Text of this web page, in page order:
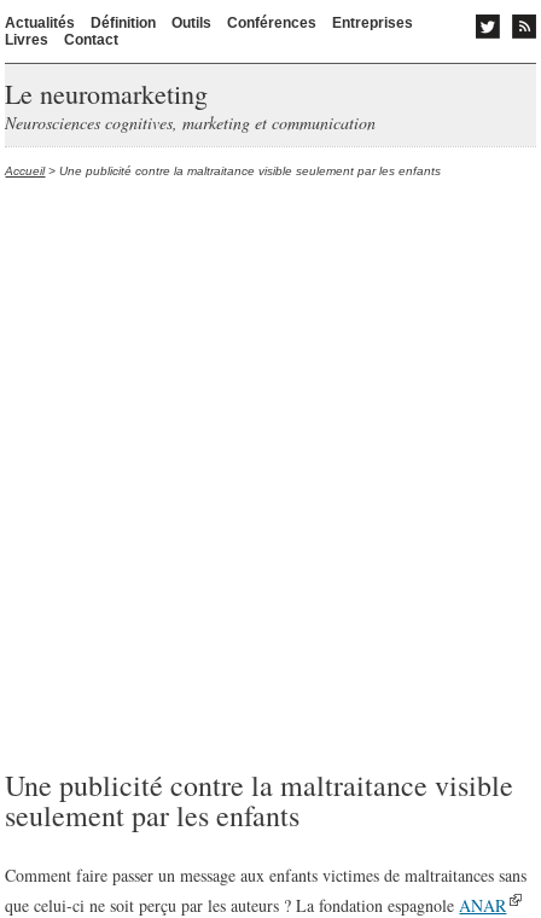
Actualités Définition Outils Conférences
Entreprises
Livres
Contact
Le neuromarketing
Neurosciences cognitives, marketing et communication
Accueil> Une publicité contre la maltraitance visible seulement par les enfants
Une publicité contre la maltraitance visible
seulement par les enfants
Comment faire passer un message aux enfants victimes de maltraitances sans
que celui-ci ne soit perçu par les auteurs ? La fondation espagnoleANAR